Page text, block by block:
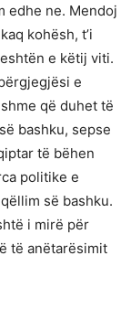
edhe ne. Mendoj
kohësh, t’i
e këtij viti.
e
që duhet të
bashku, sepse
të bëhen
politike e
së bashku.
i mirë për
të anëtarësimit